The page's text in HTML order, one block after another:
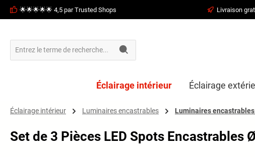
Passer à la navigation principale
🌟🌟🌟🌟🌟 4,5 par Trusted Shops Livraison
Éclairage intérieur Éclairage
Éclairage intérieur Luminaires encastrables Luminaires
Set de 3 Pièces LED Spots Encastrables